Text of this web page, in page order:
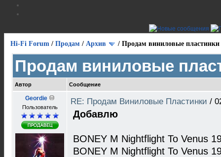
Hi-Fi Forum / Продам / Архив / Продам виниловые пластинки
Продам виниловые
Автор Сообщение
Geordie
Пользователь
RE: Продам Виниловые Пластинки /
Добавлю
BONEY M Nightflight To Venus
BONEY M Nightflight To Venus